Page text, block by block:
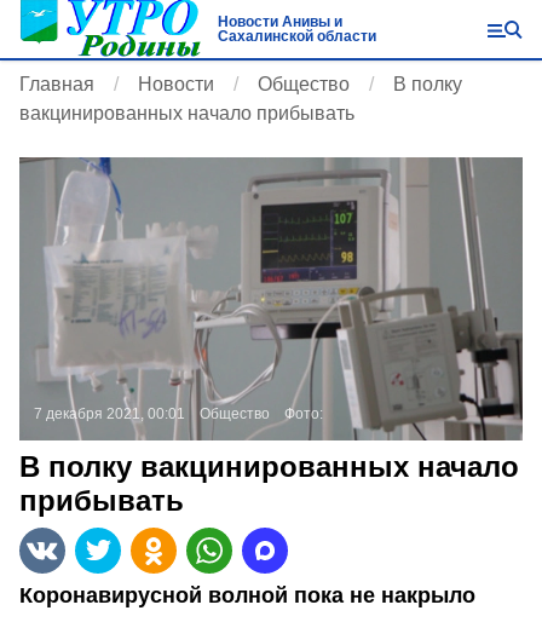
Новости Анивы и
Сахалинской области
Главная Новости Общество
В полку
вакцинированных начало прибывать
7 декабря 2021, 00:01 Общество Фото:
В полку вакцинированных начало
прибывать
Коронавирусной волной пока не накрыло